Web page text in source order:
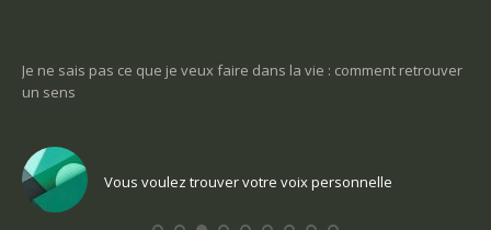
Je ne sais pas ce que je veux faire dans la vie : comment retrouver
un sens
Vous voulez trouver votre voix personnelle